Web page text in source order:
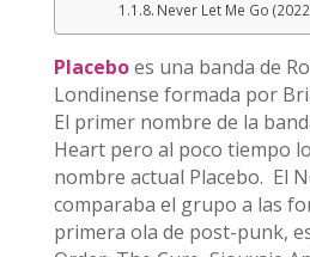
Never Let Me Go
Placeboes una banda de
Londinense formada por
El primer nombre de la
Heart pero al poco tiempo
nombre actual Placebo. El
comparaba el grupo a las
primera ola de post-punk,